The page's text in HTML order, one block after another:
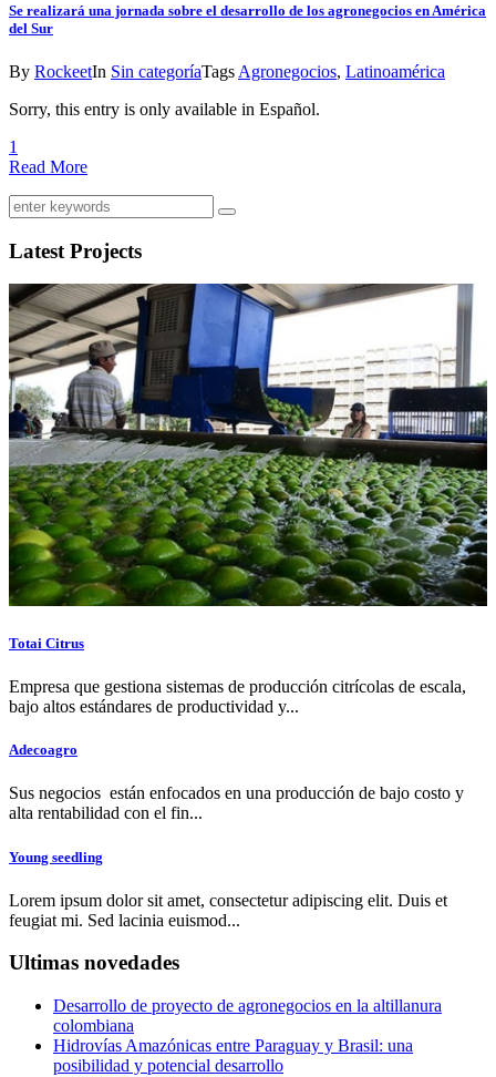
Se realizará una jornada sobre el desarrollo de los agronegocios en América
del Sur
By RockeetIn Sin categoríaTags Agronegocios, Latinoamérica
Sorry, this entry is only available in Español.
1
Read More
Latest Projects
Totai Citrus
Empresa que gestiona sistemas de producción citrícolas de escala,
bajo altos estándares de productividad y...
Adecoagro
Sus negocios están enfocados en una producción de bajo costo y
alta rentabilidad con el fin...
Young seedling
Lorem ipsum dolor sit amet, consectetur adipiscing elit. Duis et
feugiat mi. Sed lacinia euismod...
Ultimas novedades
Desarrollo de proyecto de agronegocios en la altillanura
colombiana
Hidrovías Amazónicas entre Paraguay y Brasil: una
posibilidad y potencial desarrollo